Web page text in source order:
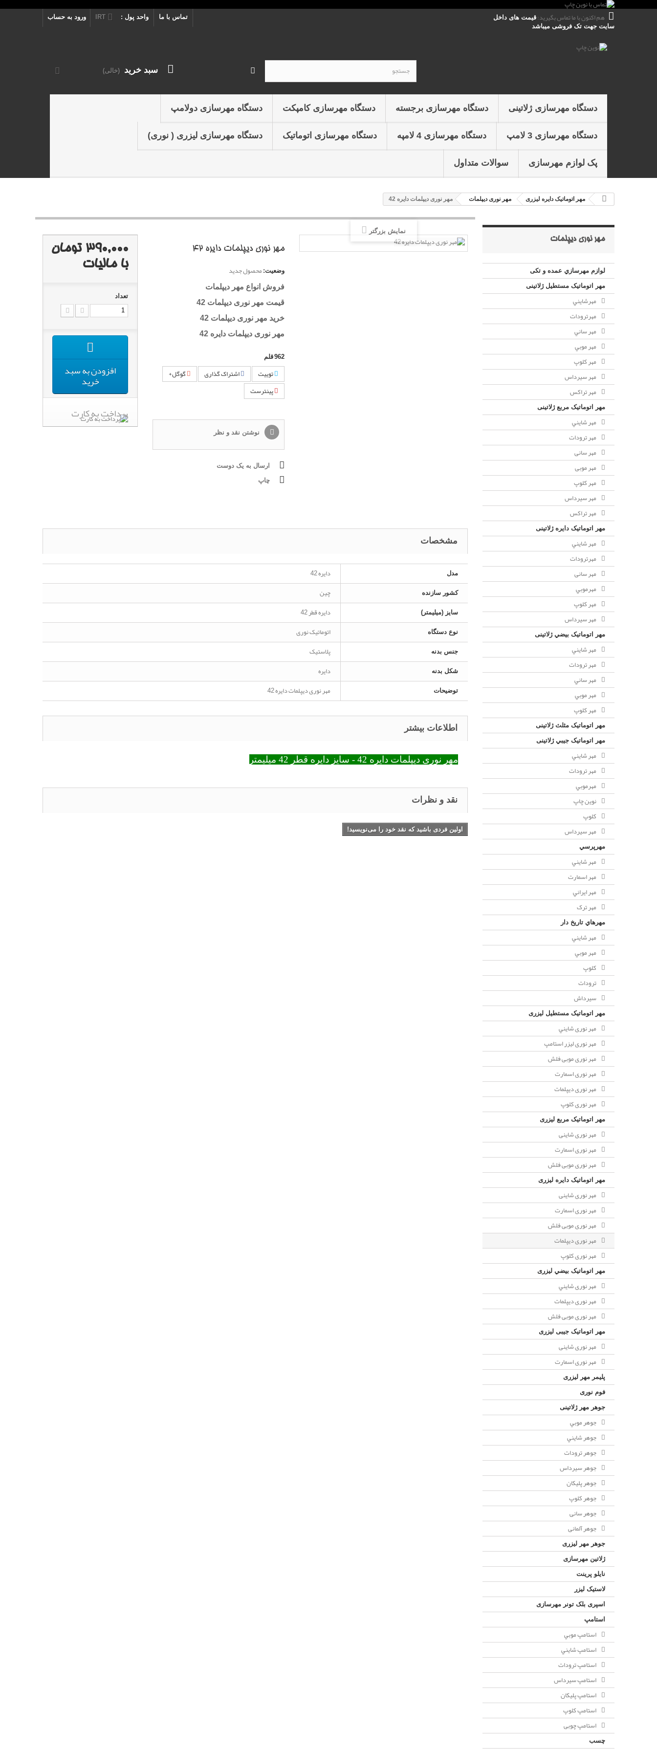
ورود به حساب واحد پول : IRT تماس با ما هم اکنون با ما تماس بگیرید: قیمت های داخل
سایت جهت تک فروشی میباشد
سبد خرید (خالی)
دستگاه مهرسازی ژلاتینی دستگاه مهرسازی برجسته دستگاه مهرسازی کامپکت دستگاه مهرسازی دولامپ
دستگاه مهرسازی 3 لامپ دستگاه مهرسازی 4 لامپه دستگاه مهرسازی اتوماتیک دستگاه مهرسازی لیزری ( نوری)
پک لوازم مهرسازی سوالات متداول
مهر اتوماتیک دايره لیزری مهر نوری دیپلمات مهر نوری دیپلمات دایره 42
مهر نوری دیپلمات
لوازم مهرسازي عمده و تکی
مهر اتوماتیک مستطيل ژلاتینی
مهرشايني
مهرترودات
مهر ساني
مهر موبي
مهر كلوپ
مهر سيرداس
مهر تراکس
مهر اتوماتیک مربع ژلاتینی
مهر شايني
مهر ترودات
مهر سانی
مهر موبی
مهر كلوپ
مهر سيرداس
مهر تراکس
مهر اتوماتیک دايره ژلاتینی
مهر شايني
مهرترودات
مهر سانی
مهرموبي
مهر كلوپ
مهر سيرداس
مهر اتوماتیک بيضي ژلاتینی
مهر شايني
مهر ترودات
مهر ساني
مهر موبي
مهر كلوپ
مهر اتوماتیک مثلث ژلاتینی
مهر اتوماتیک جيبي ژلاتینی
مهر شايني
مهر ترودات
مهرموبي
نوين چاپ
کلوپ
مهر سيرداس
مهرپرسي
مهر شايني
مهر اسمارت
مهر ايراني
مهر ترک
مهرهاي تاريخ دار
مهر شايني
مهر موبي
کلوپ
ترودات
سیرداش
مهر اتوماتیک مستطیل لیزری
مهر نوری شايني
مهر نوری لیزر استامپ
مهر نوری موبی فلش
مهر نوری اسمارت
مهر نوری ديپلمات
مهر نوری کلوپ
مهر اتوماتیک مربع لیزری
مهر نوری شاینی
مهر نوری اسمارت
مهر نوری موبی فلش
مهر اتوماتیک دايره لیزری
مهر نوری شاینی
مهر نوری اسمارت
مهر نوری موبی فلش
مهر نوری دیپلمات
مهر نوری کلوپ
مهر اتوماتیک بيضي لیزری
مهر نوری شايني
مهر نوری دیپلمات
مهر نوری موبی فلش
مهر اتوماتیک جیبی لیزری
مهر نوری شاینی
مهر نوری اسمارت
پلیمر مهر لیزری
فوم نوری
جوهر مهر ژلاتینی
جوهر موبي
جوهر شايني
جوهر ترودات
جوهر سيرداس
جوهر پلیکان
جوهر کلوپ
جوهر سانی
جوهر آلمانی
جوهر مهر لیزری
ژلاتين مهرسازی
نایلو پرینت
لاستیک لیزر
اسپری بلک تونر مهرسازی
استامپ
استامپ موبي
استامپ شايني
استامپ ترودات
استامپ سيرداس
استامپ پلیکان
استامپ کلوپ
استامپ چوبی
چسب
نمایش بزرگتر
مهر نوری دیپلمات دایره 42
وضعیت: محصول جدید
فروش انواع مهر دیپلمات
قیمت مهر نوری دیپلمات 42
خرید مهر نوری دیپلمات 42
مهر نوری دیپلمات دایره 42
962قلم
توییت اشتراک گذاری
گوگل+
پینترست
نوشتن نقد و نظر
ارسال به یک دوست
چاپ
390,000 تومان
با ماليات
تعداد
افزودن به سبد
خرید
پرداخت به کارت
مشخصات
مدل دایره 42
کشور سازنده چین
سایز (میلیمتر) دایره قطر 42
نوع دستگاه اتوماتیک نوری
جنس بدنه پلاستیک
شکل بدنه دایره
توضیحات مهر نوری دیپلمات دایره 42
اطلاعات بیشتر
مهر نوری دیپلمات دایره 42 - سایز دایره قطر 42 میلیمتر
نقد و نظرات
اولین فردی باشید که نقد خود را می‌نویسید!